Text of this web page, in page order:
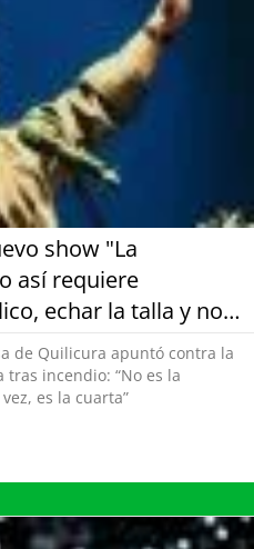
show "La
así requiere
echar la talla y no
de Quilicura apuntó contra la
tras incendio: “No es la
es la cuarta”